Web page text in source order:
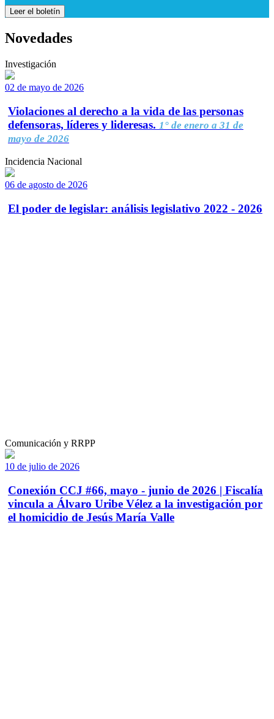
Leer el boletín
Novedades
Investigación
02 de mayo de 2026
Violaciones al derecho a la vida de las personas
defensoras, líderes y lideresas. 1° de enero a 31 de
mayo de 2026
Incidencia Nacional
06 de agosto de 2026
El poder de legislar: análisis legislativo 2022 - 2026
Comunicación y RRPP
10 de julio de 2026
Conexión CCJ #66, mayo - junio de 2026 | Fiscalía
vincula a Álvaro Uribe Vélez a la investigación por
el homicidio de Jesús María Valle